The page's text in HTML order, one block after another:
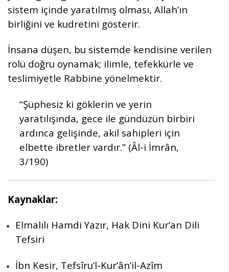
sistem içinde yaratılmış olması, Allah’ın
birliğini ve kudretini gösterir.
İnsana düşen, bu sistemde kendisine verilen
rolü doğru oynamak; ilimle, tefekkürle ve
teslimiyetle Rabbine yönelmektir.
“Şüphesiz ki göklerin ve yerin
yaratılışında, gece ile gündüzün birbiri
ardınca gelişinde, akıl sahipleri için
elbette ibretler vardır.” (Âl-i İmrân,
3/190)
Kaynaklar:
Elmalılı Hamdi Yazır, Hak Dini Kur’an Dili
Tefsiri
İbn Kesir, Tefsîru’l-Kur’ân’il-Azîm